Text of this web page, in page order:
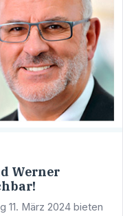
Werner
11. März 2024 bieten